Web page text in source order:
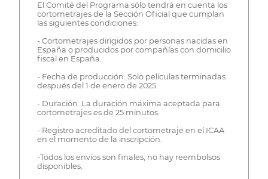
El Comité del Programa sólo tendrá en cuenta los
cortometrajes de la Sección Oficial que cumplan
las siguientes condiciones:
- Cortometrajes dirigidos por personas nacidas en
España o producidos por compañías con domicilio
fiscal en España.
- Fecha de producción: Solo películas terminadas
después del 1 de enero de 2025.
- Duración: La duración máxima aceptada para
cortometrajes es de 25 minutos.
- Registro acreditado del cortometraje en el ICAA
en el momento de la inscripción.
-Todos los envíos son finales, no hay reembolsos
disponibles.